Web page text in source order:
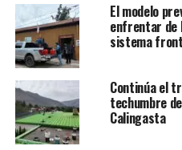
El modelo
enfrentar de
sistema
Continúa el
techumbre
Calingasta